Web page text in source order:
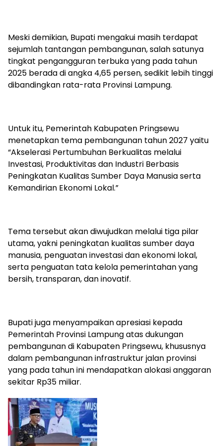
Meski demikian, Bupati mengakui masih terdapat
sejumlah tantangan pembangunan, salah satunya
tingkat pengangguran terbuka yang pada tahun
2025 berada di angka 4,65 persen, sedikit lebih tinggi
dibandingkan rata-rata Provinsi Lampung.
Untuk itu, Pemerintah Kabupaten Pringsewu
menetapkan tema pembangunan tahun 2027 yaitu
“Akselerasi Pertumbuhan Berkualitas melalui
Investasi, Produktivitas dan Industri Berbasis
Peningkatan Kualitas Sumber Daya Manusia serta
Kemandirian Ekonomi Lokal.”
Tema tersebut akan diwujudkan melalui tiga pilar
utama, yakni peningkatan kualitas sumber daya
manusia, penguatan investasi dan ekonomi lokal,
serta penguatan tata kelola pemerintahan yang
bersih, transparan, dan inovatif.
Bupati juga menyampaikan apresiasi kepada
Pemerintah Provinsi Lampung atas dukungan
pembangunan di Kabupaten Pringsewu, khususnya
dalam pembangunan infrastruktur jalan provinsi
yang pada tahun ini mendapatkan alokasi anggaran
sekitar Rp35 miliar.